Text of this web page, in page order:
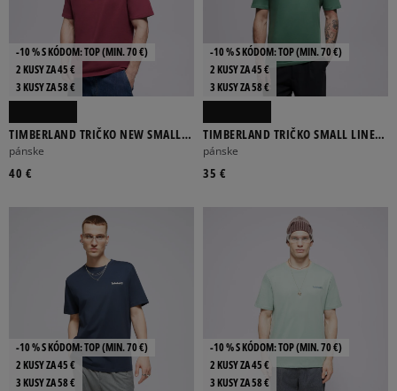
-10 % S KÓDOM: TOP (MIN. 70 €)
2 KUSY ZA 45 €
3 KUSY ZA 58 €
TIMBERLAND TRIČKO NEW SMALL
LOGO PRINT SS TEE BURGUNDY
pánske
40 €
-10 % S KÓDOM: TOP (MIN. 70 €)
2 KUSY ZA 45 €
3 KUSY ZA 58 €
TIMBERLAND TRIČKO SMALL LINEAR
LOGO PRINT TEE
pánske
35 €
-10 % S KÓDOM: TOP (MIN. 70 €)
2 KUSY ZA 45 €
3 KUSY ZA 58 €
-10 % S KÓDOM: TOP (MIN. 70 €)
2 KUSY ZA 45 €
3 KUSY ZA 58 €